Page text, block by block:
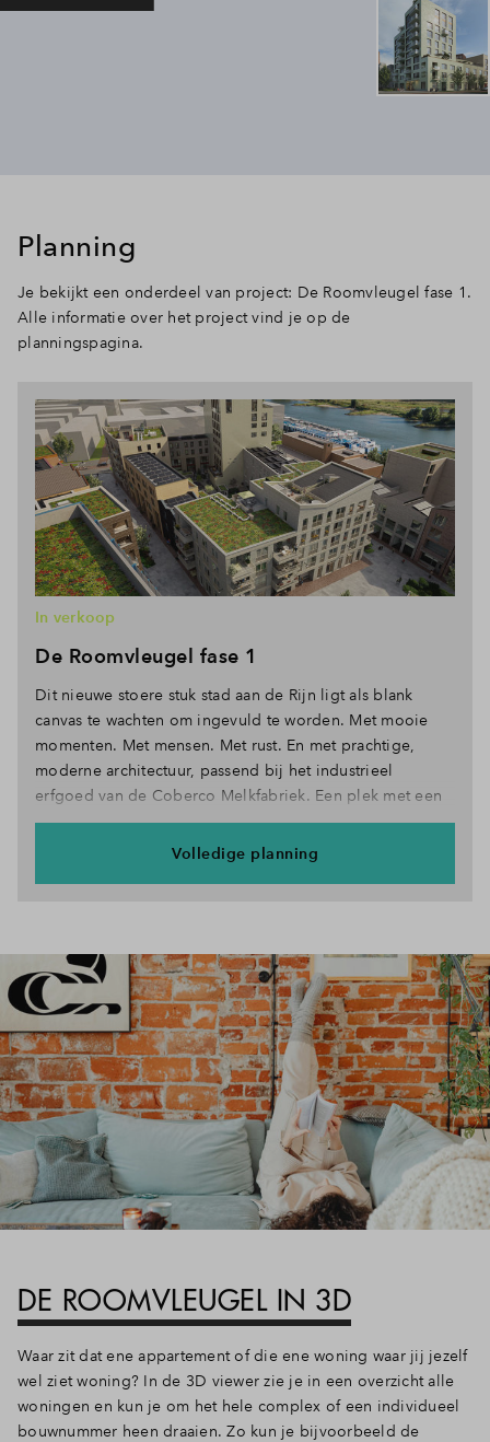
Planning
Je bekijkt een onderdeel van project: De Roomvleugel fase 1.
Alle informatie over het project vind je op de
planningspagina.
De Roomvleugel fase 1
In verkoop
Dit nieuwe stoere stuk stad aan de Rijn ligt als blank
canvas te wachten om ingevuld te worden. Met mooie
momenten. Met mensen. Met rust. En met prachtige,
moderne architectuur, passend bij het industrieel
erfgoed van de Coberco Melkfabriek. Een plek met een
geschiedenis, maar meer nog met een nieuwe toekomst.
Jouw toekomst! Leven in Cobercokwartier. Dit is het
Volledige planning
DE ROOMVLEUGEL IN 3D
Waar zit dat ene appartement of die ene woning waar jij jezelf
wel ziet woning? In de 3D viewer zie je in een overzicht alle
woningen en kun je om het hele complex of een individueel
bouwnummer heen draaien. Zo kun je bijvoorbeeld de